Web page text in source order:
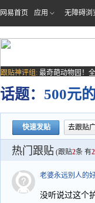
网易首页 应用 无障碍浏
跟贴神评组: 最奇葩动物园！
场子
话题： 500元
快速发贴 去跟贴
热门跟贴 (跟贴2条 有2
老婆永远别人的
没听说过这个